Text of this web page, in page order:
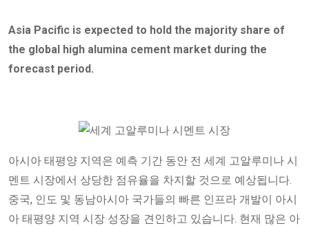
Asia Pacific is expected to hold the majority share of
the global high alumina cement market during the
forecast period.
아시아 태평양 지역은 예측 기간 동안 전 세계 고알루미나 시
멘트 시장에서 상당한 점유율을 차지할 것으로 예상됩니다.
중국, 인도 및 동남아시아 국가들의 빠른 인프라 개발이 아시
아 태평양 지역 시장 성장을 견인하고 있습니다. 현재 많은 아